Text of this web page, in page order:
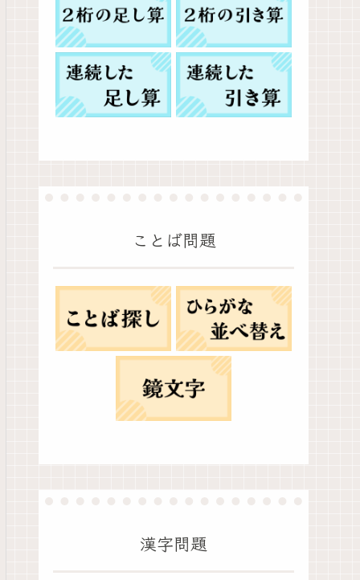
ことば問題
漢字問題